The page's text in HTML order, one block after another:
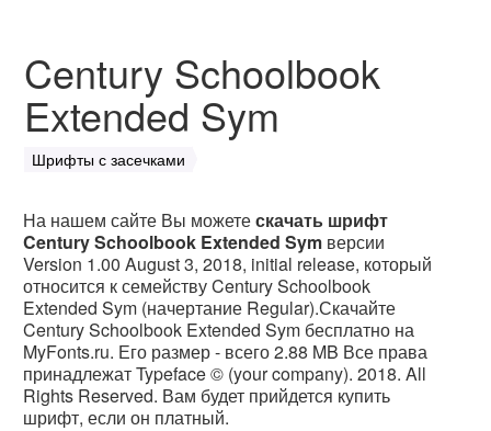
Century Schoolbook
Extended Sym
Шрифты с засечками
На нашем сайте Вы можетескачать шрифт
Century Schoolbook Extended Sym версии
Version 1.00 August 3, 2018, initial release, который
относится к семейству Century Schoolbook
Extended Sym (начертание Regular).Скачайте
Century Schoolbook Extended Sym бесплатно на
MyFonts.ru. Его размер - всего 2.88 MB Все права
принадлежат Typeface © (your company). 2018. All
Rights Reserved. Вам будет прийдется купить
шрифт, если он платный.